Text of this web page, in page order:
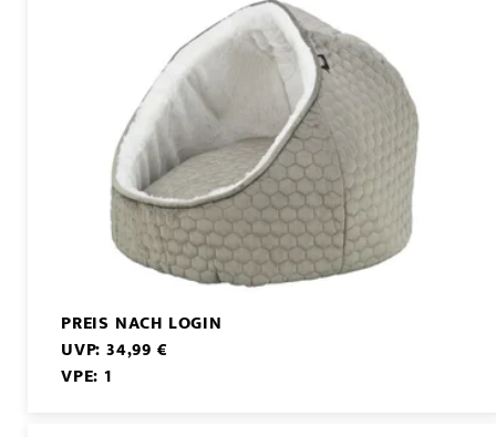
PREIS NACH LOGIN
UVP: 34,99 €
VPE: 1